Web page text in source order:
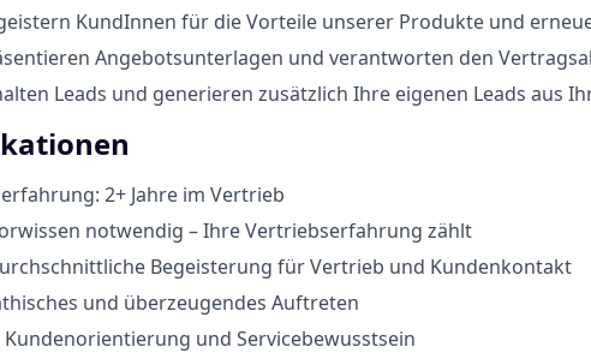
KundInnen für die Vorteile unserer Produkte und
Angebotsunterlagen und verantworten den
Leads und generieren zusätzlich Ihre eigenen Leads aus
2+ Jahre im Vertrieb
notwendig – Ihre Vertriebserfahrung zählt
Begeisterung für Vertrieb und Kundenkontakt
und überzeugendes Auftreten
Kundenorientierung und Servicebewusstsein